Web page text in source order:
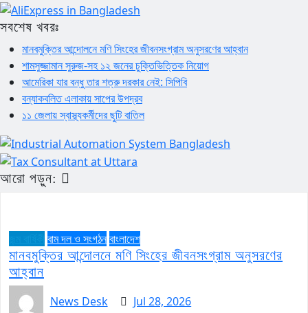
সবশেষ খবরঃ
মানবমুক্তির আন্দোলনে মণি সিংহের জীবনসংগ্রাম অনুসরণের আহ্বান
শামসুজ্জামান সুরুজ-সহ ১২ জনের চুক্তিভিত্তিক নিয়োগ
আমেরিকা যার বন্ধু তার শত্রু দরকার নেই: সিপিবি
বন্যাকবলিত এলাকায় সাপের উপদ্রব
১১ জেলায় স্বাস্থ্যকর্মীদের ছুটি বাতিল
আরো পড়ুন:
বাম দল ও সংগঠনবাংলাদেশ
মানবমুক্তির আন্দোলনে মণি সিংহের জীবনসংগ্রাম অনুসরণের
আহ্বান
News Desk
Jul 28, 2026